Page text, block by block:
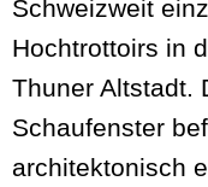
Schweizweit
Hochtrottoirs in
Thuner Altstadt.
Schaufenster
architektonisch